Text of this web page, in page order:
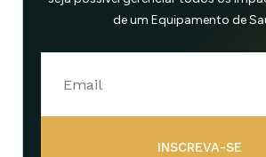
de um Equipamento de
INSCREVA-SE